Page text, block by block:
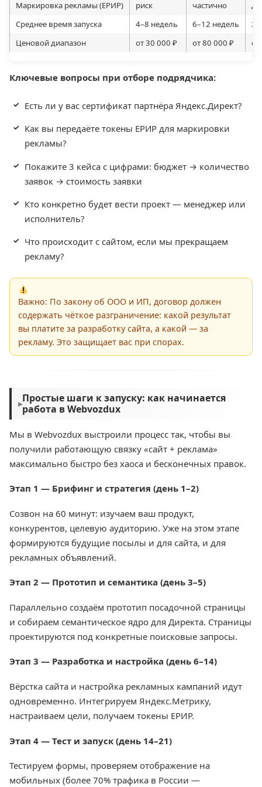
Маркировка рекламы (ЕРИР) риск частично
да
Среднее время запуска
4–8 недель 6–12 недель
Ценовой диапазон
от 30 000 ₽ от 80 000 ₽ от
Ключевые вопросы при отборе подрядчика:
Есть ли у вас сертификат партнёра Яндекс.Директ?
Как вы передаёте токены ЕРИР для маркировки
рекламы?
Покажите 3 кейса с цифрами: бюджет → количество
заявок → стоимость заявки
Кто конкретно будет вести проект — менеджер или
исполнитель?
Что происходит с сайтом, если мы прекращаем
рекламу?
Важно: По закону об ООО и ИП, договор должен
содержать чёткое разграничение: какой результат
вы платите за разработку сайта, а какой — за
рекламу. Это защищает вас при спорах.
▸Простые шаги к запуску: как начинается
работа в Webvozdux
Мы в Webvozdux выстроили процесс так, чтобы вы
получили работающую связку «сайт + реклама»
максимально быстро без хаоса и бесконечных правок.
Этап 1 — Брифинг и стратегия (день 1–2)
Созвон на 60 минут: изучаем ваш продукт,
конкурентов, целевую аудиторию. Уже на этом этапе
формируются будущие посылы и для сайта, и для
рекламных объявлений.
Этап 2 — Прототип и семантика (день 3–5)
Параллельно создаём прототип посадочной страницы
и собираем семантическое ядро для Директа. Страницы
проектируются под конкретные поисковые запросы.
Этап 3 — Разработка и настройка (день 6–14)
Вёрстка сайта и настройка рекламных кампаний идут
одновременно. Интегрируем Яндекс.Метрику,
настраиваем цели, получаем токены ЕРИР.
Этап 4 — Тест и запуск (день 14–21)
Тестируем формы, проверяем отображение на
мобильных (более 70% трафика в России —